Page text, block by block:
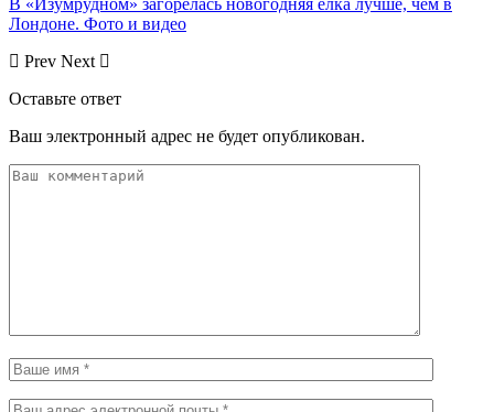
Лондоне. Фото и видео
Prev Next
Оставьте ответ
Ваш электронный адрес не будет опубликован.